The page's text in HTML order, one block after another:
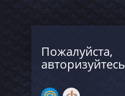
Пожалуйста,
авторизуйтесь